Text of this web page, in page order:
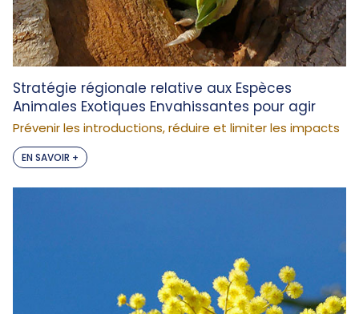
Stratégie régionale relative aux Espèces
Animales Exotiques Envahissantes pour agir
Prévenir les introductions, réduire et limiter les impacts
EN SAVOIR +